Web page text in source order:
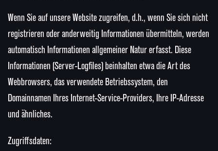
Wenn Sie auf unsere Website zugreifen, d.h., wenn Sie sich nicht
registrieren oder anderweitig Informationen übermitteln, werden
automatisch Informationen allgemeiner Natur erfasst. Diese
Informationen (Server-Logfiles) beinhalten etwa die Art des
Webbrowsers, das verwendete Betriebssystem, den
Domainnamen Ihres Internet-Service-Providers, Ihre IP-Adresse
und ähnliches.
Zugriffsdaten: